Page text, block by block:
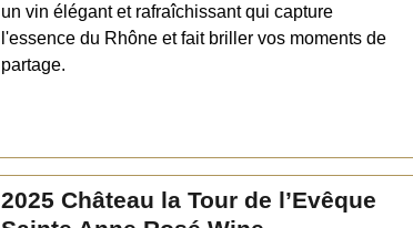
un vin élégant et rafraîchissant qui capture
l'essence du Rhône et fait briller vos moments de
partage.
2025 Château la Tour de l’Evêque